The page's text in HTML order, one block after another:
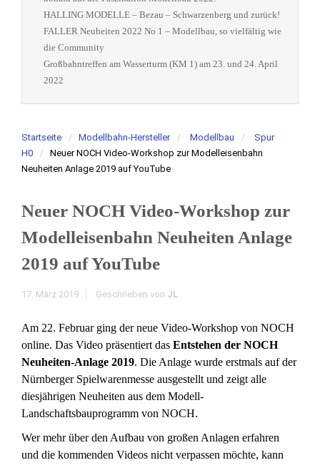
HALLING MODELLE – Bezau – Schwarzenberg und zurück!
FALLER Neuheiten 2022 No 1 – Modellbau, so vielfältig wie
die Community
Großbahntreffen am Wasserturm (KM 1) am 23. und 24. April
2022
Startseite Modellbahn-Hersteller Modellbau
Spur
H0
Neuer NOCH Video-Workshop zur Modelleisenbahn
Neuheiten Anlage 2019 auf YouTube
Neuer NOCH Video-Workshop zur
Modelleisenbahn Neuheiten Anlage
2019 auf YouTube
17. März 2019 Geschrieben von JL
Am 22. Februar ging der neue Video-Workshop von NOCH
online. Das Video präsentiert das Entstehen der NOCH
Neuheiten-Anlage 2019. Die Anlage wurde erstmals auf der
Nürnberger Spielwarenmesse ausgestellt und zeigt alle
diesjährigen Neuheiten aus dem Modell-
Landschaftsbauprogramm von NOCH.
Wer mehr über den Aufbau von großen Anlagen erfahren
und die kommenden Videos nicht verpassen möchte, kann